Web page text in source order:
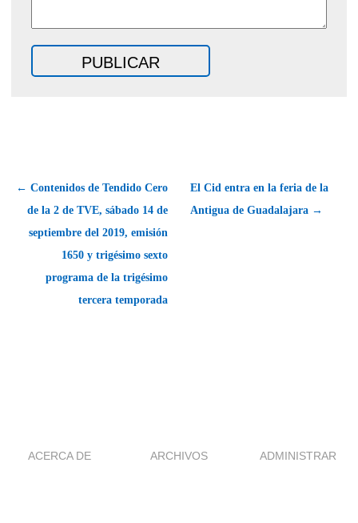
← Contenidos de Tendido Cero
de la 2 de TVE, sábado 14 de
septiembre del 2019, emisión
1650 y trigésimo sexto
programa de la trigésimo
tercera temporada
El Cid entra en la feria de la
Antigua de Guadalajara →
ACERCA DE ARCHIVOS ADMINISTRAR